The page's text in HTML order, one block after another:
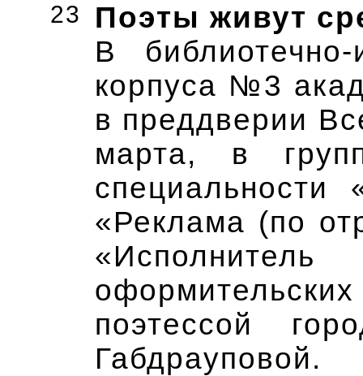
23
Поэты живут
В
корпуса №3
в преддверии
марта, в
специальности
«Реклама (по
поэтессой
Габдрауповой.